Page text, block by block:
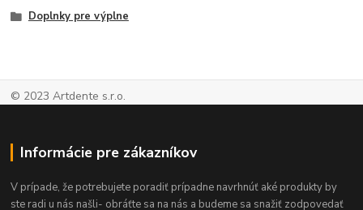
Doplnky pre výplne
© 2023 Artdente s.r.o.
Informácie pre zákazníkov
V prípade, že potrebujete poradiť prípadne navrhnúť aké produkty by
ste radi u nás našli- obráťte sa na nás a budeme sa snažiť zodpovedať